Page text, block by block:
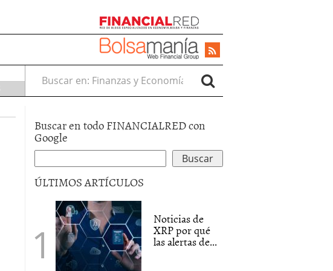
Buscar en:
Buscar en todo FINANCIALRED con
Google
ÚLTIMOS ARTÍCULOS
Noticias de
XRP por qué
las alertas de...